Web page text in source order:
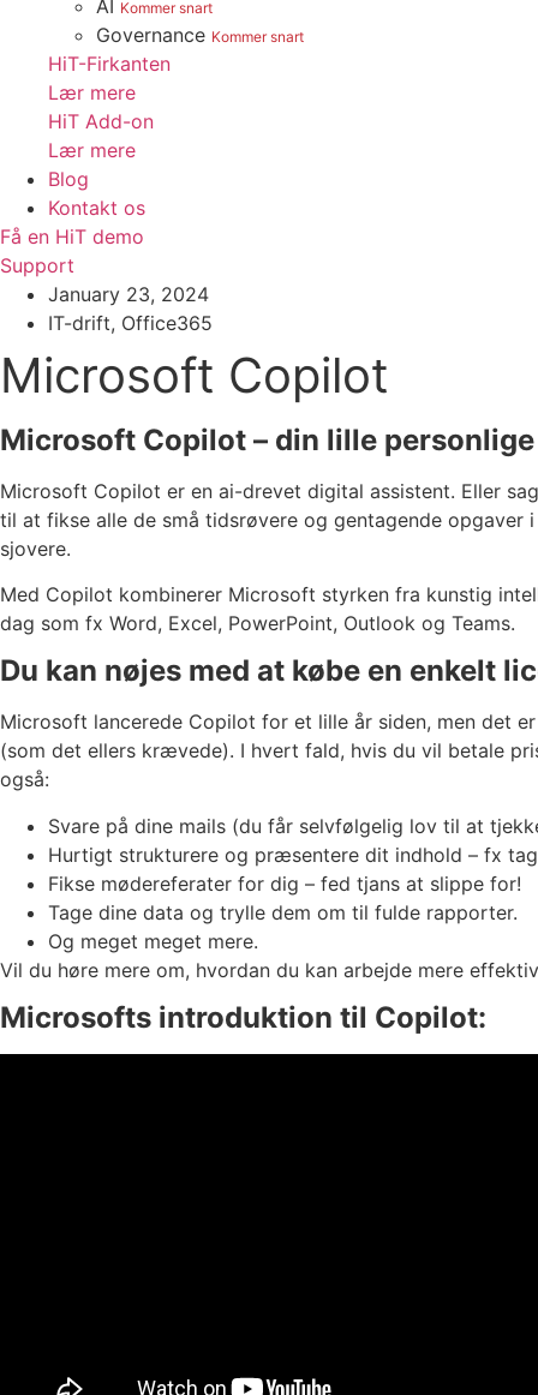
AI Kommer snart
Governance Kommer snart
HiT-Firkanten
Lær mere
HiT Add-on
Lær mere
Blog
Kontakt os
Få en HiT demo
Support
January 23, 2024
IT-drift, Office365
Microsoft Copilot
Microsoft Copilot – din lille
Microsoft Copilot er en ai-drevet digital assistent. Eller
til at fikse alle de små tidsrøvere og gentagende
sjovere.
Med Copilot kombinerer Microsoft styrken fra kunstig
dag som fx Word, Excel, PowerPoint, Outlook og Teams.
Du kan nøjes med at købe en enkelt
Microsoft lancerede Copilot for et lille år siden, men det
(som det ellers krævede). I hvert fald, hvis du vil betale
også:
Svare på dine mails (du får selvfølgelig lov til at
Hurtigt strukturere og præsentere dit indhold – fx
Fikse mødereferater for dig – fed tjans at slippe for!
Tage dine data og trylle dem om til fulde rapporter.
Og meget meget mere.
Vil du høre mere om, hvordan du kan arbejde mere
Microsofts introduktion til Copilot: